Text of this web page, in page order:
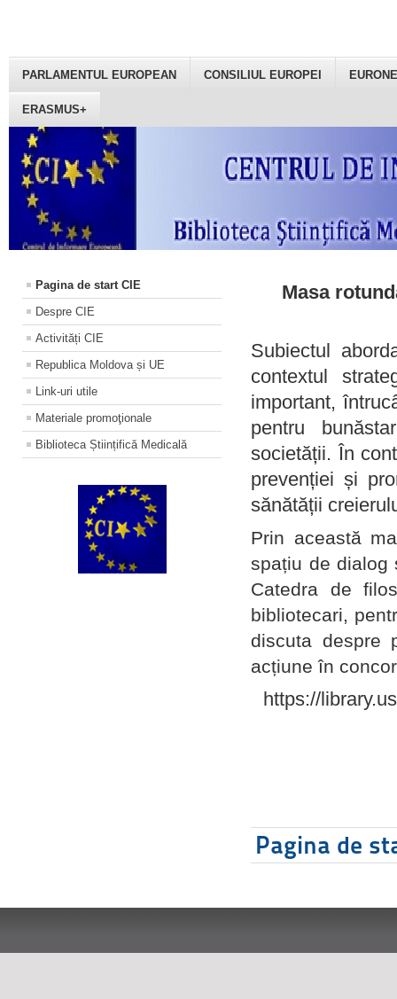
PARLAMENTUL EUROPEAN CONSILIUL EUROPEI
ERASMUS+
Pagina de start CIE
Despre CIE
Activități CIE
Republica Moldova și UE
Link-uri utile
Materiale promoţionale
Biblioteca Științifică Medicală
Masa
Subiectul
contextul
important,
pentru
societății. În
prevenției și
sănătății
Prin această
spațiu de dialog
Catedra de
bibliotecari,
discuta despre
acțiune în
https://
Pagina de